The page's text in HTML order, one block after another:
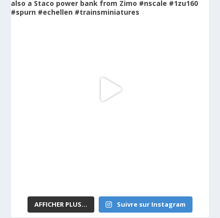
AFFICHER PLUS... Suivre sur Instagram